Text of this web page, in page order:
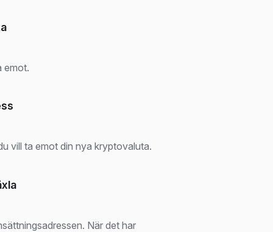
emot.
vill ta emot din nya kryptovaluta.
När det har